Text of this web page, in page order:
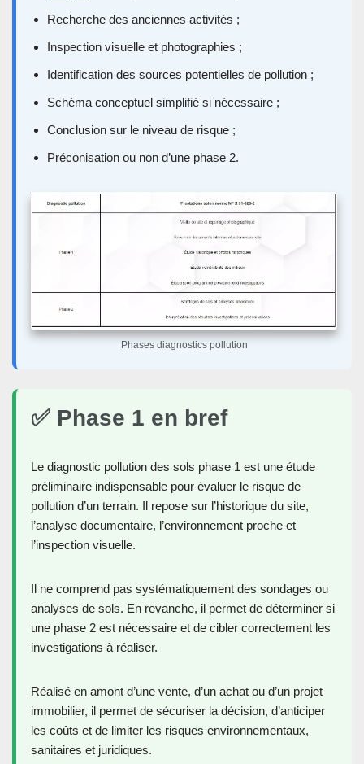
Recherche des anciennes activités ;
Inspection visuelle et photographies ;
Identification des sources potentielles de pollution ;
Schéma conceptuel simplifié si nécessaire ;
Conclusion sur le niveau de risque ;
Préconisation ou non d’une phase 2.
Phases diagnostics pollution
✅ Phase 1 en bref
Le diagnostic pollution des sols phase 1 est une étude
préliminaire indispensable pour évaluer le risque de
pollution d’un terrain. Il repose sur l’historique du site,
l’analyse documentaire, l’environnement proche et
l’inspection visuelle.
Il ne comprend pas systématiquement des sondages ou
analyses de sols. En revanche, il permet de déterminer si
une phase 2 est nécessaire et de cibler correctement les
investigations à réaliser.
Réalisé en amont d’une vente, d’un achat ou d’un projet
immobilier, il permet de sécuriser la décision, d’anticiper
les coûts et de limiter les risques environnementaux,
sanitaires et juridiques.